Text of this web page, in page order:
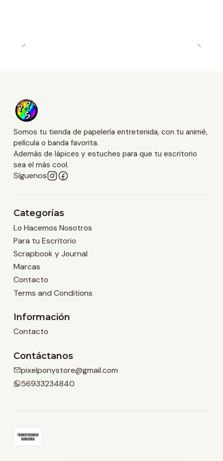
Somos tu tienda de papelería entretenida, con tu animé,
película o banda favorita.
Además de lápices y estuches para que tu escritorio
sea el más cool.
Síguenos
Categorías
Lo Hacemos Nosotros
Para tu Escritorio
Scrapbook y Journal
Marcas
Contacto
Terms and Conditions
Información
Contacto
Contáctanos
pixelponystore@gmail.com
56933234840